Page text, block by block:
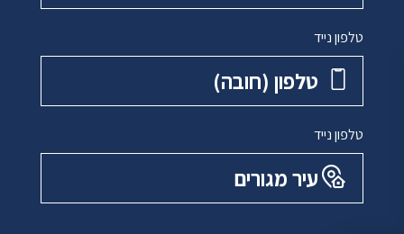
טלפון נייד
טלפון ‏(חובה)
טלפון נייד
עיר מגורים